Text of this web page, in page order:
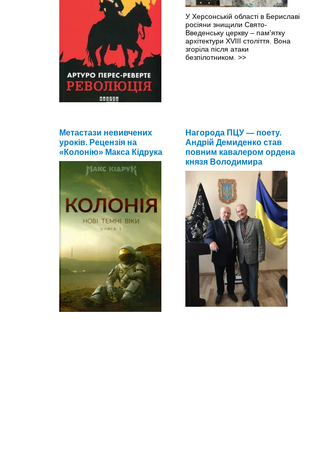
книгою (Magnum opus) Артуро
Переса-Реверте є романний цикл
про капітана Алятрісте.
У Херсонській області в Бериславі
росіяни знищили Свято-
Введенську церкву – пам'ятку
архітектури XVIII століття. Вона
згоріла після атаки
безпілотником. >>
Метастази невивчених
уроків. Рецензія на
«Колонію» Макса Кідрука
Нагорода ПЦУ — поету.
Андрій Демиденко став
повним кавалером ордена
князя Володимира